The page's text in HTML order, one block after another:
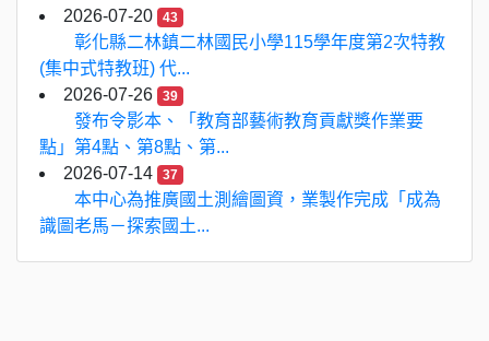
2026-07-20
43
彰化縣二林鎮二林國民小學115學年度第2次特教
(集中式特教班) 代...
2026-07-26
39
發布令影本、「教育部藝術教育貢獻獎作業要
點」第4點、第8點、第...
2026-07-14
37
本中心為推廣國土測繪圖資，業製作完成「成為
識圖老馬－探索國土...